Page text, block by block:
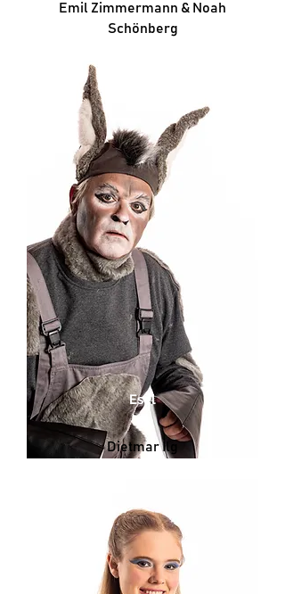
Emil Zimmermann & Noah
Schönberg
Esel
Dietmar Ilg